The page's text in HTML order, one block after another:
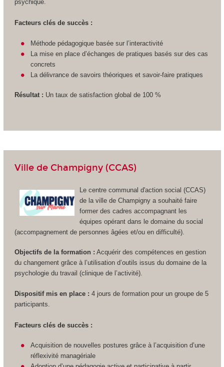
psychique.
Facteurs clés de succès :
Méthode pédagogique basée sur l’interactivité
La mise en place d’échanges de pratiques basés sur des cas
concrets
La délivrance de savoirs théoriques et savoir-faire pratiques
Résultat : Un taux de satisfaction global de 100 %
Ville de Champigny (CCAS)
Le centre communal d'action social (CCAS)
de la ville de Champigny a souhaité faire
former des cadres accompagnant les
équipes opérant dans le domaine du social
(accompagnement de personnes âgées et/ou en difficulté).
Objectifs de la formation : Acquérir des compétences en gestion
du changement grâce à l’utilisation d’outils issus du domaine de la
psychologie du travail (clinique de l’activité).
Dispositif mis en place : 4 jours de formation pour un groupe de 5
participants.
Facteurs clés de succès :
Acquisition de nouvelles postures grâce à l’acquisition d’une
réflexivité managériale